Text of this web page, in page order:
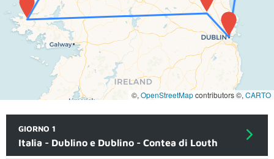
©, OpenStreetMapcontributors ©, CARTO
GIORNO 1
Italia - Dublino e Dublino - Contea di Louth